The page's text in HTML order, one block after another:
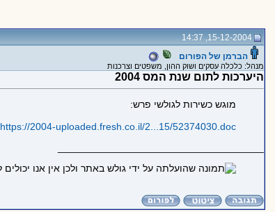
15-12-2004, 14:37
הברמן של הפורום
מנהל: כלכלה עסקים ושוק ההון, משפטים וצרכנות
היערכות לתום שנת המס 2004
מוגש כשירות לגולשי פרש:
https://2004-uploaded.fresh.co.il/2...15/52374030.doc